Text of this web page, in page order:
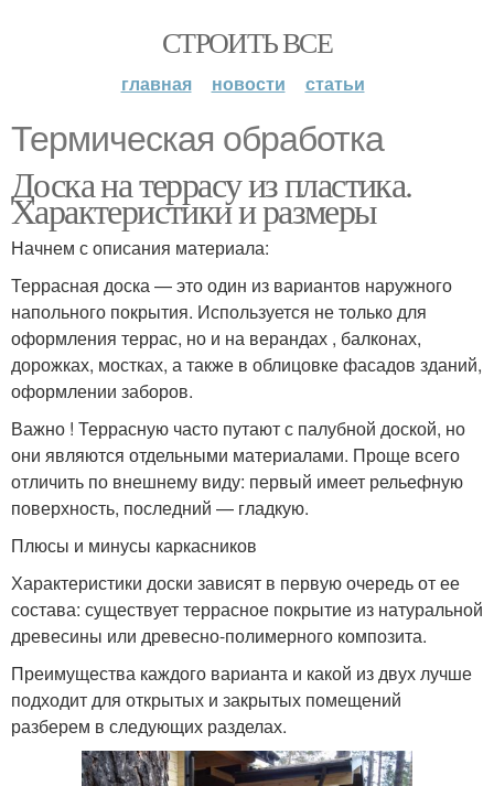
СТРОИТЬ ВСЕ
главная новости статьи
Термическая обработка
Доска на террасу из пластика.
Характеристики и размеры
Начнем с описания материала:
Террасная доска — это один из вариантов наружного
напольного покрытия. Используется не только для
оформления террас, но и на верандах , балконах,
дорожках, мостках, а также в облицовке фасадов зданий,
оформлении заборов.
Важно ! Террасную часто путают с палубной доской, но
они являются отдельными материалами. Проще всего
отличить по внешнему виду: первый имеет рельефную
поверхность, последний — гладкую.
Плюсы и минусы каркасников
Характеристики доски зависят в первую очередь от ее
состава: существует террасное покрытие из натуральной
древесины или древесно-полимерного композита.
Преимущества каждого варианта и какой из двух лучше
подходит для открытых и закрытых помещений
разберем в следующих разделах.